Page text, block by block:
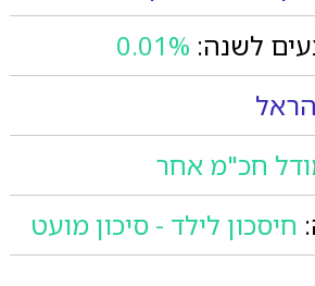
לשנה: 0.01%
הראל
חכ"מ אחר
חיסכון לילד - סיכון מועט